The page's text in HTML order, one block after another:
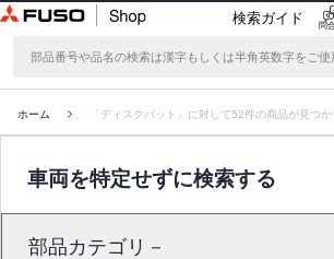
検索ガイド 問
ホーム 「ディスクパット」に対して52件の商品が見つ
車両を特定せずに検索する
部品カテゴリ－